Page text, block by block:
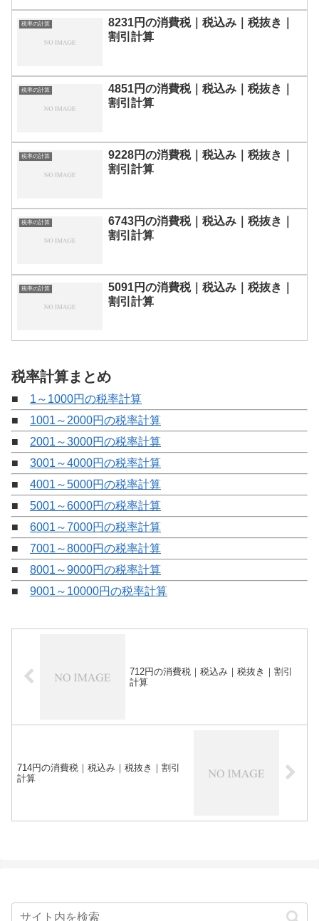
税率の計算
8231円の消費税｜税込み｜税抜き｜
割引計算
税率の計算
4851円の消費税｜税込み｜税抜き｜
割引計算
税率の計算
9228円の消費税｜税込み｜税抜き｜
割引計算
税率の計算
6743円の消費税｜税込み｜税抜き｜
割引計算
税率の計算
5091円の消費税｜税込み｜税抜き｜
割引計算
税率計算まとめ
■ 1～1000円の税率計算
■ 1001～2000円の税率計算
■ 2001～3000円の税率計算
■ 3001～4000円の税率計算
■ 4001～5000円の税率計算
■ 5001～6000円の税率計算
■ 6001～7000円の税率計算
■ 7001～8000円の税率計算
■ 8001～9000円の税率計算
■ 9001～10000円の税率計算
712円の消費税｜税込み｜税抜き｜割引
計算
714円の消費税｜税込み｜税抜き｜割引
計算